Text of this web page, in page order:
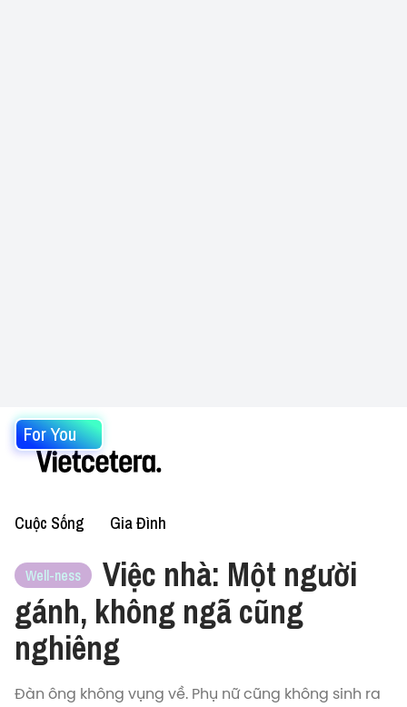
For You
Cuộc Sống Gia Đình
Well-ness
Việc nhà: Một người
gánh, không ngã cũng
nghiêng
Đàn ông không vụng về. Phụ nữ cũng không sinh ra